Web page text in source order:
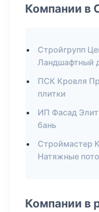
Компании в
Стройгрупп
Ландшафтный
ПСК Кровля
плитки
ИП Фасад
бань
Строймастер
Натяжные
Компании в